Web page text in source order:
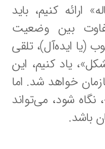
کنیم، باید
بین وضعیت
ایده‌آل)، تلقی
یاد کنیم، این
خواهد شد. اما
شود، می‌تواند